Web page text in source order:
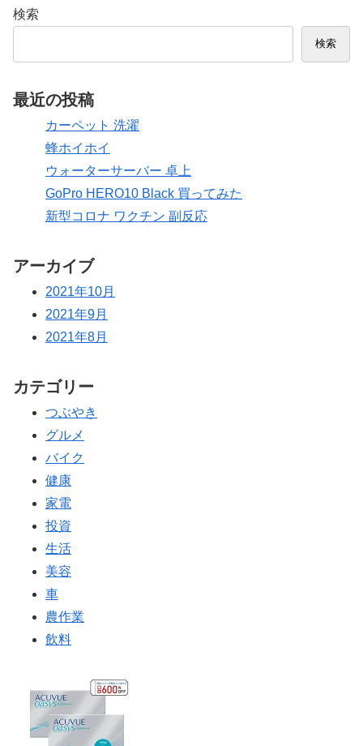
検索
検索
最近の投稿
カーペット 洗濯
蜂ホイホイ
ウォーターサーバー 卓上
GoPro HERO10 Black 買ってみた
新型コロナ ワクチン 副反応
アーカイブ
2021年10月
2021年9月
2021年8月
カテゴリー
つぶやき
グルメ
バイク
健康
家電
投資
生活
美容
車
農作業
飲料